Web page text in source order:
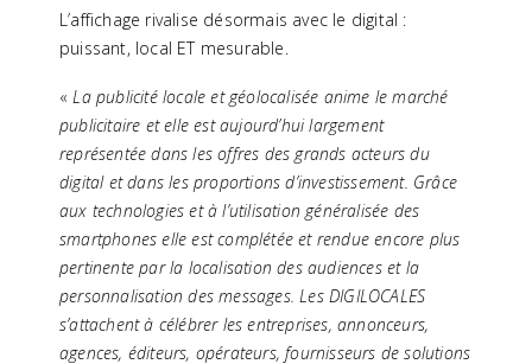
L’affichage rivalise désormais avec le digital :
puissant, local ET mesurable.
«La publicité locale et géolocalisée anime le marché
publicitaire et elle est aujourd’hui largement
représentée dans les offres des grands acteurs du
digital et dans les proportions d’investissement. Grâce
aux technologies et à l’utilisation généralisée des
smartphones elle est complétée et rendue encore plus
pertinente par la localisation des audiences et la
personnalisation des messages.Les DIGILOCALES
s’attachent à célébrer les entreprises, annonceurs,
agences, éditeurs, opérateurs, fournisseurs de solutions